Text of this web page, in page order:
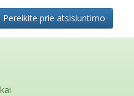
Pereikite prie atsisiuntimo